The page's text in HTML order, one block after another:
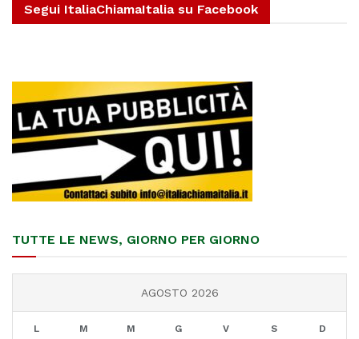
Segui ItaliaChiamaItalia su Facebook
TUTTE LE NEWS, GIORNO PER GIORNO
AGOSTO 2026
L M M G V S D